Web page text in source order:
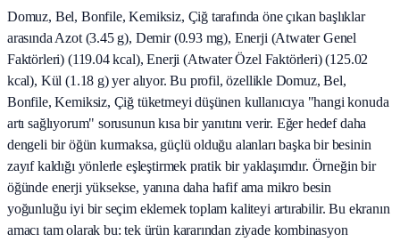
Domuz, Bel, Bonfile, Kemiksiz, Çiğ tarafında öne çıkan başlıklar
arasında Azot (3.45 g), Demir (0.93 mg), Enerji (Atwater Genel
Faktörleri) (119.04 kcal), Enerji (Atwater Özel Faktörleri) (125.02
kcal), Kül (1.18 g) yer alıyor. Bu profil, özellikle Domuz, Bel,
Bonfile, Kemiksiz, Çiğ tüketmeyi düşünen kullanıcıya "hangi konuda
artı sağlıyorum" sorusunun kısa bir yanıtını verir. Eğer hedef daha
dengeli bir öğün kurmaksa, güçlü olduğu alanları başka bir besinin
zayıf kaldığı yönlerle eşleştirmek pratik bir yaklaşımdır. Örneğin bir
öğünde enerji yüksekse, yanına daha hafif ama mikro besin
yoğunluğu iyi bir seçim eklemek toplam kaliteyi artırabilir. Bu ekranın
amacı tam olarak bu: tek ürün kararından ziyade kombinasyon